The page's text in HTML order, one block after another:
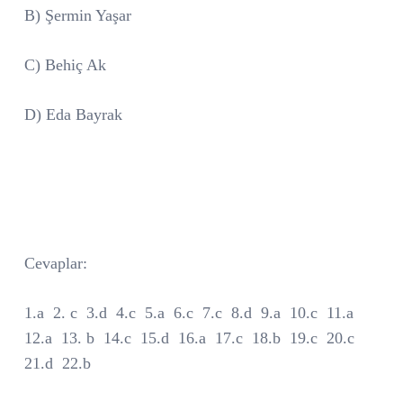
B) Şermin Yaşar
C) Behiç Ak
D) Eda Bayrak
Cevaplar:
1.a 2. c 3.d 4.c 5.a 6.c 7.c 8.d 9.a 10.c 11.a
12.a 13. b 14.c 15.d 16.a 17.c 18.b 19.c 20.c
21.d 22.b